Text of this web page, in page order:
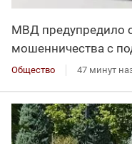
МВД предупредило
мошенничества с
Общество 47 минут